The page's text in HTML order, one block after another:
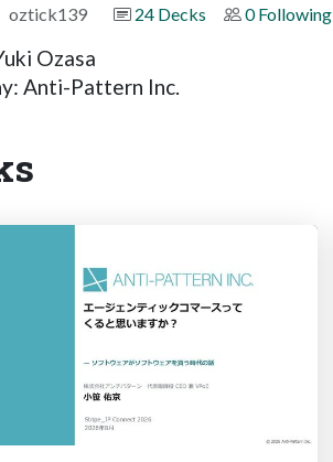
oztick139 24 Decks 0 Following
Ozasa
Anti-Pattern Inc.